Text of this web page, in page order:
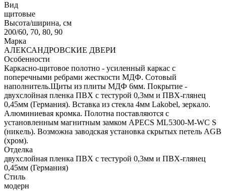
Вид
щитовые
Высота/ширина, см
200/60, 70, 80, 90
Марка
АЛЕКСАНДРОВСКИЕ ДВЕРИ
Особенности
Каркасно-щитовое полотно - усиленный каркас с
поперечными ребрами жесткости МДФ. Сотовый
наполнитель.Щиты из плиты МДФ 6мм. Покрытие -
двухслойная пленка ПВХ с тестурой 0,3мм и ПВХ-глянец
0,45мм (Германия). Вставка из стекла 4мм Lakobel, зеркало.
Алюминиевая кромка. Полотна поставляются с
установленным магнитным замком APECS ML5300-M-WC S
(никель). Возможна заводская установка скрытых петель AGB
(хром).
Отделка
двухслойная пленка ПВХ с тестурой 0,3мм и ПВХ-глянец
0,45мм (Германия)
Стиль
модерн